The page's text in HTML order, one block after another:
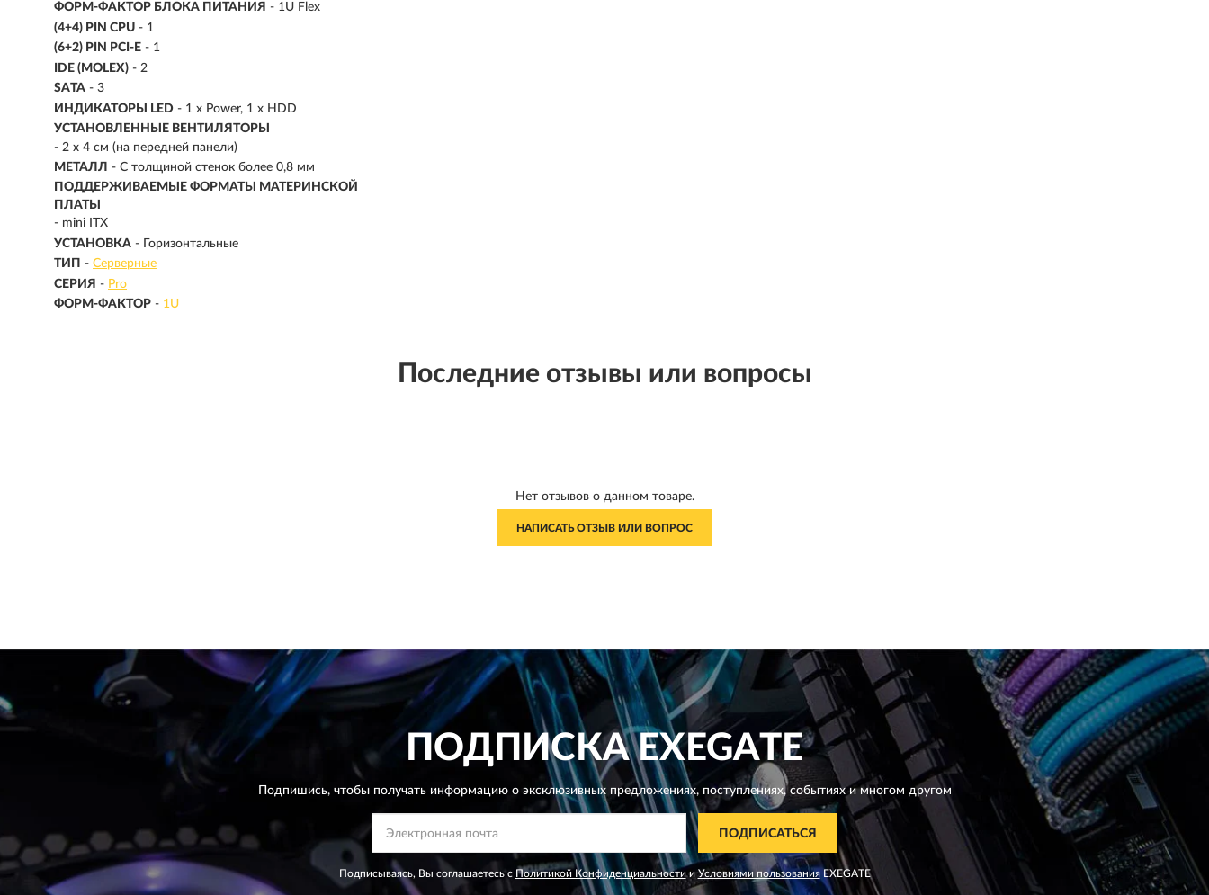
ФОРМ-ФАКТОР БЛОКА ПИТАНИЯ - 1U Flex
(4+4) PIN CPU - 1
(6+2) PIN PCI-E - 1
IDE (MOLEX) - 2
SATA - 3
ИНДИКАТОРЫ LED - 1 x Power, 1 x HDD
УСТАНОВЛЕННЫЕ ВЕНТИЛЯТОРЫ
- 2 x 4 см (на передней панели)
МЕТАЛЛ - С толщиной стенок более 0,8 мм
ПОДДЕРЖИВАЕМЫЕ ФОРМАТЫ МАТЕРИНСКОЙ
ПЛАТЫ
- mini ITX
УСТАНОВКА - Горизонтальные
ТИП - Серверные
СЕРИЯ - Pro
ФОРМ-ФАКТОР - 1U
Последние отзывы или вопросы
Нет отзывов о данном товаре.
НАПИСАТЬ ОТЗЫВ ИЛИ ВОПРОС
ПОДПИСКАEXEGATE
Подпишись, чтобы получать информацию о эксклюзивных предложениях,поступлениях, событиях и многом другом
ПОДПИСАТЬСЯ
Подписываясь, Вы соглашаетесь с Политикой Конфиденциальности иУсловиями пользованияEXEGATE